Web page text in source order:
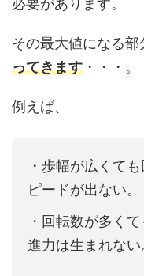
必要があります。
その最大値になる部
ってきます ・・・。
例えば、
・歩幅が広くて
ピードが出ない。
・回転数が多く
進力は生まれない